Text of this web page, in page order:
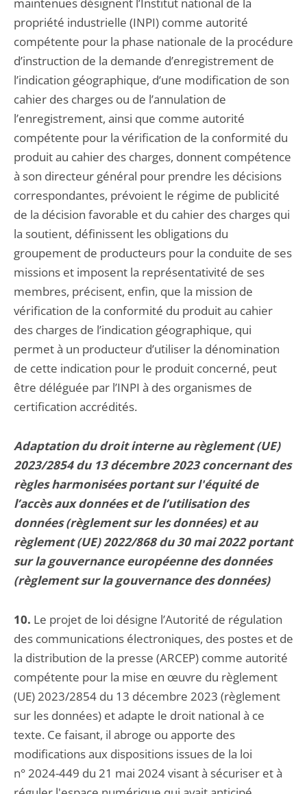
propriété industrielle (INPI) comme autorité
compétente pour la phase nationale de la procédure
d’instruction de la demande d’enregistrement de
l’indication géographique, d’une modification de son
cahier des charges ou de l’annulation de
l’enregistrement, ainsi que comme autorité
compétente pour la vérification de la conformité du
produit au cahier des charges, donnent compétence
à son directeur général pour prendre les décisions
correspondantes, prévoient le régime de publicité
de la décision favorable et du cahier des charges qui
la soutient, définissent les obligations du
groupement de producteurs pour la conduite de ses
missions et imposent la représentativité de ses
membres, précisent, enfin, que la mission de
vérification de la conformité du produit au cahier
des charges de l’indication géographique, qui
permet à un producteur d’utiliser la dénomination
de cette indication pour le produit concerné, peut
être déléguée par l’INPI à des organismes de
certification accrédités.
Adaptation du droit interne au règlement (UE)
2023/2854 du 13 décembre 2023 concernant des
règles harmonisées portant sur l'équité de
l’accès aux données et de l’utilisation des
données (règlement sur les données) et au
règlement (UE) 2022/868 du 30 mai 2022 portant
sur la gouvernance européenne des données
(règlement sur la gouvernance des données)
10. Le projet de loi désigne l’Autorité de régulation
des communications électroniques, des postes et de
la distribution de la presse (ARCEP) comme autorité
compétente pour la mise en œuvre du règlement
(UE) 2023/2854 du 13 décembre 2023 (règlement
sur les données) et adapte le droit national à ce
texte. Ce faisant, il abroge ou apporte des
modifications aux dispositions issues de la loi
n° 2024-449 du 21 mai 2024 visant à sécuriser et à